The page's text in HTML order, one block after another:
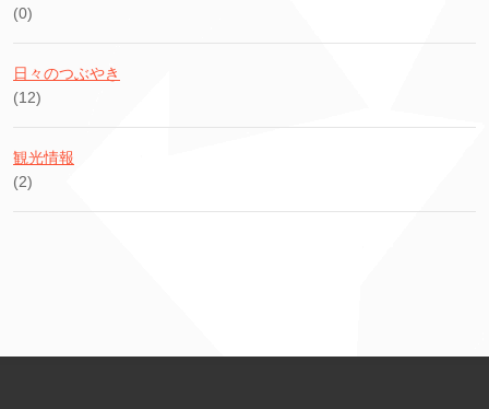
(0)
日々のつぶやき
(12)
観光情報
(2)